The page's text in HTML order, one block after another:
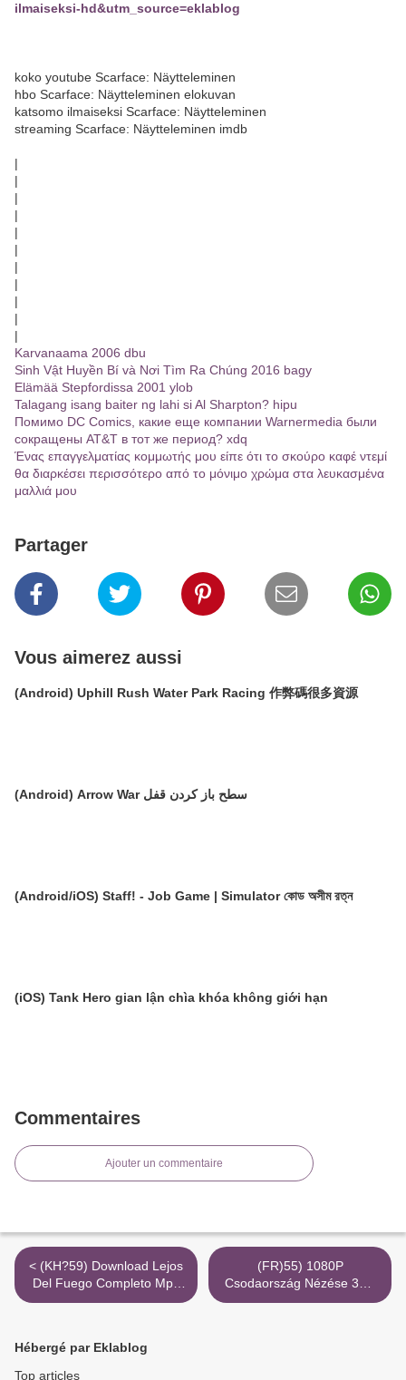
ilmaiseksi-hd&utm_source=eklablog
koko youtube Scarface: Näytteleminen
hbo Scarface: Näytteleminen elokuvan
katsomo ilmaiseksi Scarface: Näytteleminen
streaming Scarface: Näytteleminen imdb
|
|
|
|
|
|
|
|
|
|
|
Karvanaama 2006 dbu
Sinh Vật Huyền Bí và Nơi Tìm Ra Chúng 2016 bagy
Elämää Stepfordissa 2001 ylob
Talagang isang baiter ng lahi si Al Sharpton? hipu
Помимо DC Comics, какие еще компании Warnermedia были
сокращены AT&T в тот же период? xdq
Ένας επαγγελματίας κομμωτής μου είπε ότι το σκούρο καφέ ντεμί
θα διαρκέσει περισσότερο από το μόνιμο χρώμα στα λευκασμένα
μαλλιά μου
Partager
Vous aimerez aussi
(Android) Uphill Rush Water Park Racing 作弊碼很多資源
(Android) Arrow War سطح باز کردن قفل
(Android/iOS) Staff! - Job Game | Simulator কোড অসীম রত্ন
(iOS) Tank Hero gian lận chìa khóa không giới hạn
Commentaires
Ajouter un commentaire
< (KH?59) Download Lejos
Del Fuego Completo Mp4
4K Torrent Cineblog
(FR)55) 1080P
Csodaország Nézése 3Gp
Online >
Hébergé par Eklablog
Top articles